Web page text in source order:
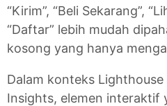
“Kirim”, “Beli Sekarang”,
“Daftar” lebih mudah
kosong yang hanya
Dalam konteks Lighthouse
Insights, elemen interaktif